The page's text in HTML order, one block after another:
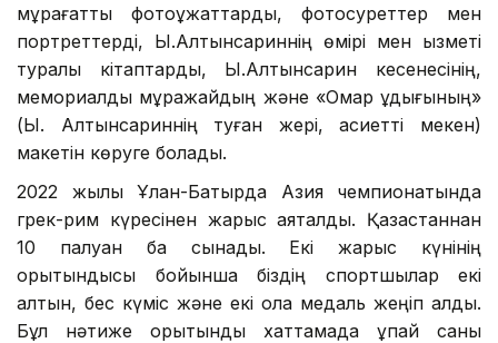
мұрағаттық фотоқұжаттарды, фотосуреттер мен
портреттерді, Ы.Алтынсариннің өмірі мен қызметі
туралы кітаптарды, Ы.Алтынсарин кесенесінің,
мемориалдық мұражайдың және «Омар құдығының»
(Ы. Алтынсариннің туған жері, қасиетті мекен)
макетін көруге болады.
2022 жылы Ұлан-Батырда Азия чемпионатында
грек-рим күресінен жарыс аяқталды. Қазақстаннан
10 палуан бақ сынады. Екі жарыс күнінің
қорытындысы бойынша біздің спортшылар екі
алтын, бес күміс және екі қола медаль жеңіп алды.
Бұл нәтиже қорытынды хаттамада ұпай саны